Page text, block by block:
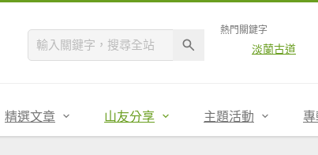
熱門關鍵字
淡蘭古道
精選文章 山友分享 主題活動